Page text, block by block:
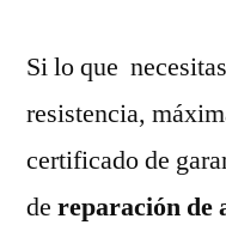
Si lo que
resistencia,
certificado de
de reparación de